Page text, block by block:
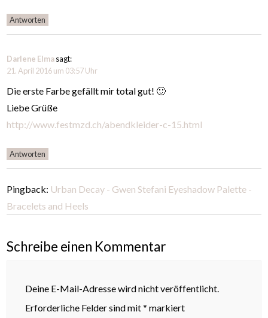
Antworten
Darlene Elmasagt:
21. April 2016 um 03:57 Uhr
Die erste Farbe gefällt mir total gut! 🙂
Liebe Grüße
http://www.festmzd.ch/abendkleider-c-15.html
Antworten
Pingback: Urban Decay - Gwen Stefani Eyeshadow Palette -
Bracelets and Heels
Schreibe einen Kommentar
Deine E-Mail-Adresse wird nicht veröffentlicht.
Erforderliche Felder sind mit* markiert